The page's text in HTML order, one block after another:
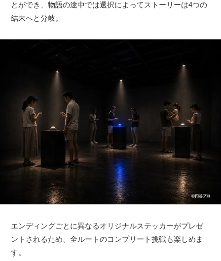
とができ、物語の途中では選択によってストーリーは4つの
結末へと分岐。
エンディングごとに異なるオリジナルステッカーがプレゼ
ントされるため、全ルートのコンプリート挑戦も楽しめま
す。